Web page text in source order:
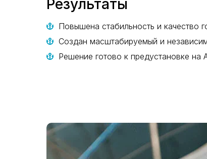
Результаты
Повышена стабильность и качество
Создан масштабируемый и
Решение готово к предустановке на